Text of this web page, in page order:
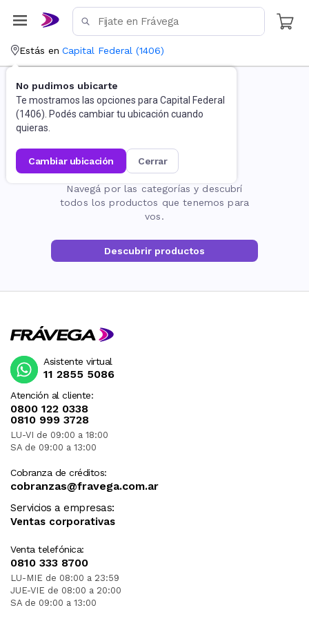
Estás en Capital Federal (1406)
No pudimos ubicarte
Te mostramos las opciones para Capital Federal
(1406). Podés cambiar tu ubicación cuando
quieras.
cambiar ubicación cerrar
La página no existe
Navegá por las categorías y descubrí
todos los productos que tenemos para
vos.
Descubrir productos
Atención al cliente:
0800 122 0338
0810 999 3728
LU-VI de 09:00 a 18:00
SA de 09:00 a 13:00
Cobranza de créditos:
cobranzas@fravega.com.ar
Servicios a empresas:
Ventas corporativas
Venta telefónica:
0810 333 8700
LU-MIE de 08:00 a 23:59
JUE-VIE de 08:00 a 20:00
SA de 09:00 a 13:00
Asistente virtual
11 2855 5086